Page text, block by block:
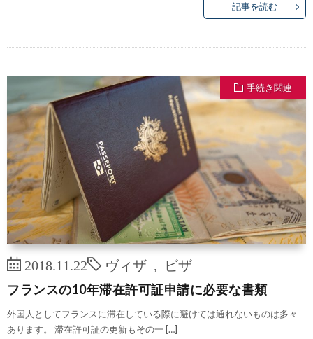
記事を読む
手続き関連
2018.11.22 ヴィザ ビザ
フランスの10年滞在許可証申請に必要な書類
外国人としてフランスに滞在している際に避けては通れないものは多々
あります。 滞在許可証の更新もその一 […]